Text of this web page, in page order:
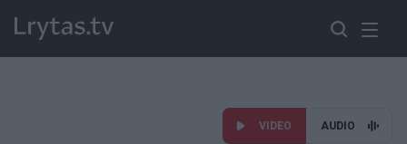
VIDEO AUDIO